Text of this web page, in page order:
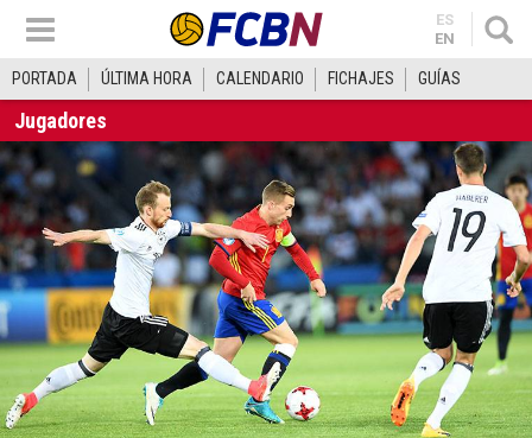
ES
EN
PORTADA ÚLTIMA HORA CALENDARIO FICHAJES GUÍAS
Jugadores